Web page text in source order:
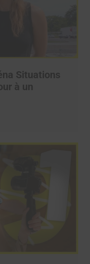
Situations
à un